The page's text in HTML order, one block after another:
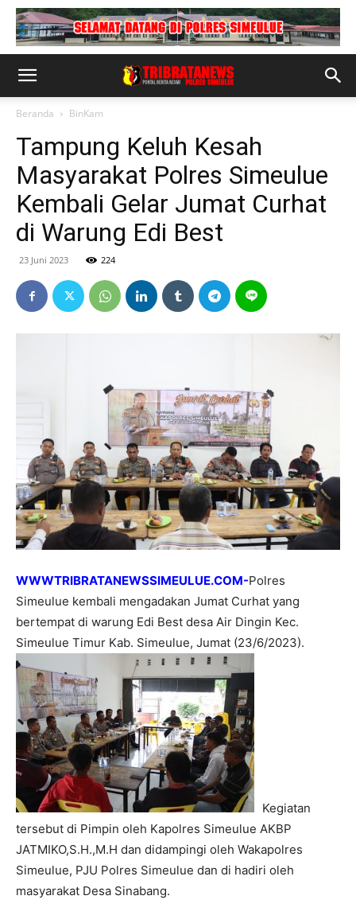
Beranda BinKam
Tampung Keluh Kesah
Masyarakat Polres Simeulue
Kembali Gelar Jumat Curhat
di Warung Edi Best
23 Juni 2023 224
WWWTRIBRATANEWSSIMEULUE.COM-Polres
Simeulue kembali mengadakan Jumat Curhat yang
bertempat di warung Edi Best desa Air Dingin Kec.
Simeulue Timur Kab. Simeulue, Jumat (23/6/2023).
Kegiatan
tersebut di Pimpin oleh Kapolres Simeulue AKBP
JATMIKO,S.H.,M.H dan didampingi oleh Wakapolres
Simeulue, PJU Polres Simeulue dan di hadiri oleh
masyarakat Desa Sinabang.